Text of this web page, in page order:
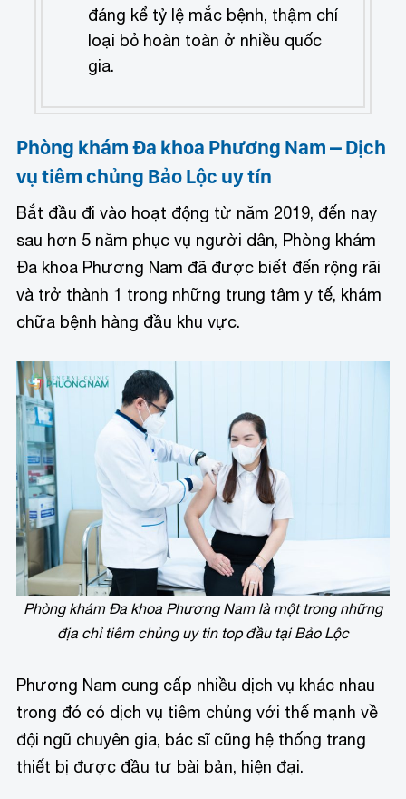
đáng kể tỷ lệ mắc bệnh, thậm chí
loại bỏ hoàn toàn ở nhiều quốc
gia.
Phòng khám Đa khoa Phương Nam – Dịch
vụ tiêm chủng Bảo Lộc uy tín
Bắt đầu đi vào hoạt động từ năm 2019, đến nay
sau hơn 5 năm phục vụ người dân, Phòng khám
Đa khoa Phương Nam đã được biết đến rộng rãi
và trở thành 1 trong những trung tâm y tế, khám
chữa bệnh hàng đầu khu vực.
Phòng khám Đa khoa Phương Nam là một trong những
địa chỉ tiêm chủng uy tin top đầu tại Bảo Lộc
Phương Nam cung cấp nhiều dịch vụ khác nhau
trong đó có dịch vụ tiêm chủng với thế mạnh về
đội ngũ chuyên gia, bác sĩ cũng hệ thống trang
thiết bị được đầu tư bài bản, hiện đại.